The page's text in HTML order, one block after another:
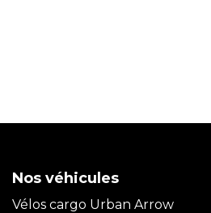
Nos véhicules
Vélos cargo Urban Arrow